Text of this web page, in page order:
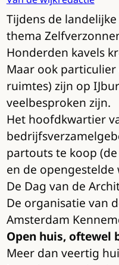
Tijdens de
thema
Honderden kavels
Maar ook
ruimtes) zijn op
veelbesproken zijn.
Het hoofdkwartier
partouts te koop
en de
De Dag van de
De organisatie van
Amsterdam
Open huis,
Meer dan veertig